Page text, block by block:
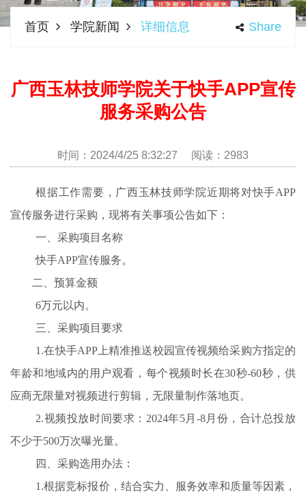
首页 学院新闻 详细信息 Share
广西玉林技师学院关于快手APP宣传
服务采购公告
时间：2024/4/25 8:32:27 阅读：2983
根据工作需要， 广西玉林技师学院近期将对快手APP
宣传服务进行采购，现将有关事项公告如下 ：
一、采购项目名称
快手APP宣传服务。
二、预算金额
6万元以内。
三、采购项目要求
1.在快手APP上精准推送校园宣传视频给采购方指定的
年龄和地域内的用户观看，每个视频时长在30秒-60秒，供
应商无限量对视频进行剪辑，无限量制作落地页。
2.视频投放时间要求：2024年5月-8月份，合计总投放
不少于500万次曝光量。
四、采购选用办法：
1 .根据竞标报价，结合实力、服务效率和质量等因素，